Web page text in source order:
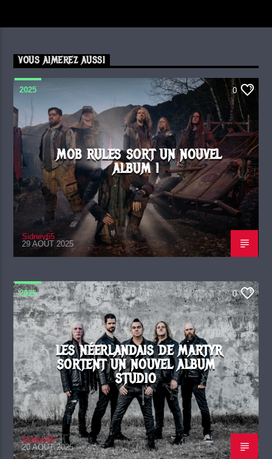
VOUS AIMEREZ AUSSI
2025 0
MOB RULES SORT UN NOUVEL
ALBUM !
Sidney65
29 AOÛT 2025
2025 0
LES NÉERLANDAIS DE MARTYR
SORTENT UN NOUVEL ALBUM
STUDIO
Sidney65
20 AOÛT 2025